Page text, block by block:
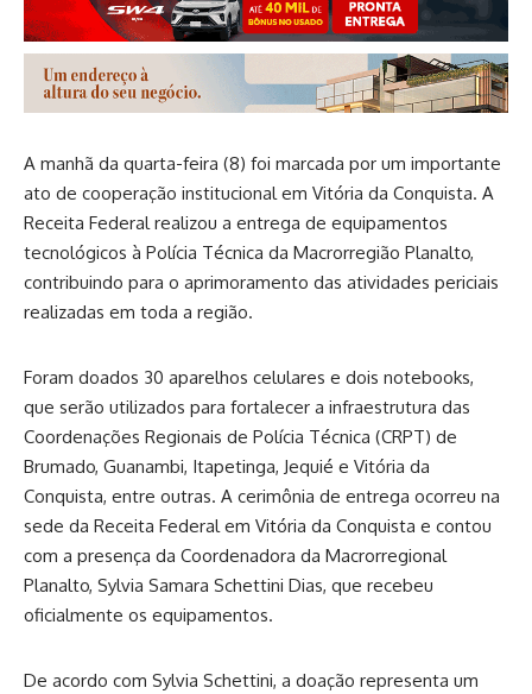
A manhã da quarta-feira (8) foi marcada por um importante
ato de cooperação institucional em Vitória da Conquista. A
Receita Federal realizou a entrega de equipamentos
tecnológicos à Polícia Técnica da Macrorregião Planalto,
contribuindo para o aprimoramento das atividades periciais
realizadas em toda a região.
Foram doados 30 aparelhos celulares e dois notebooks,
que serão utilizados para fortalecer a infraestrutura das
Coordenações Regionais de Polícia Técnica (CRPT) de
Brumado, Guanambi, Itapetinga, Jequié e Vitória da
Conquista, entre outras. A cerimônia de entrega ocorreu na
sede da Receita Federal em Vitória da Conquista e contou
com a presença da Coordenadora da Macrorregional
Planalto, Sylvia Samara Schettini Dias, que recebeu
oficialmente os equipamentos.
De acordo com Sylvia Schettini, a doação representa um